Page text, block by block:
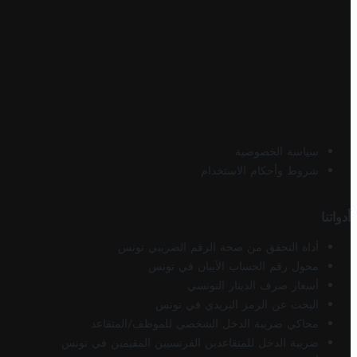
سياسة الخصوصية
شروط وأحكام الاستخدام
أدواتنا
أداة التحقق من صحة الرقم الضريبي تونس
محول رقم الحساب الآيبان في تونس
أسعار صرف الدينار التونسي
البحث عن الرمز البريدي في تونس
محاكي ضريبة الدخل الشخصي للموظف/المتقاعد
ضريبة الدخل للمتقاعدين الفرنسيين المقيمين في تونس